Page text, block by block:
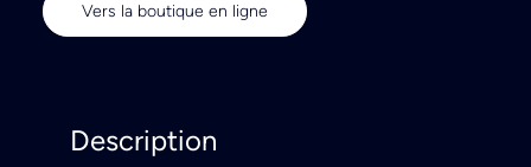
Vers la boutique en ligne
Description